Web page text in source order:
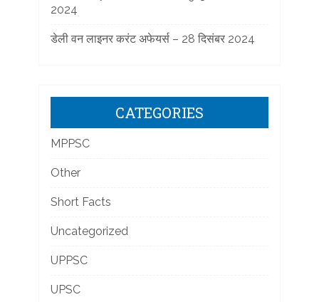
2024
डेली वन लाइनर करंट अफेयर्स – 28 दिसंबर 2024
CATEGORIES
MPPSC
Other
Short Facts
Uncategorized
UPPSC
UPSC